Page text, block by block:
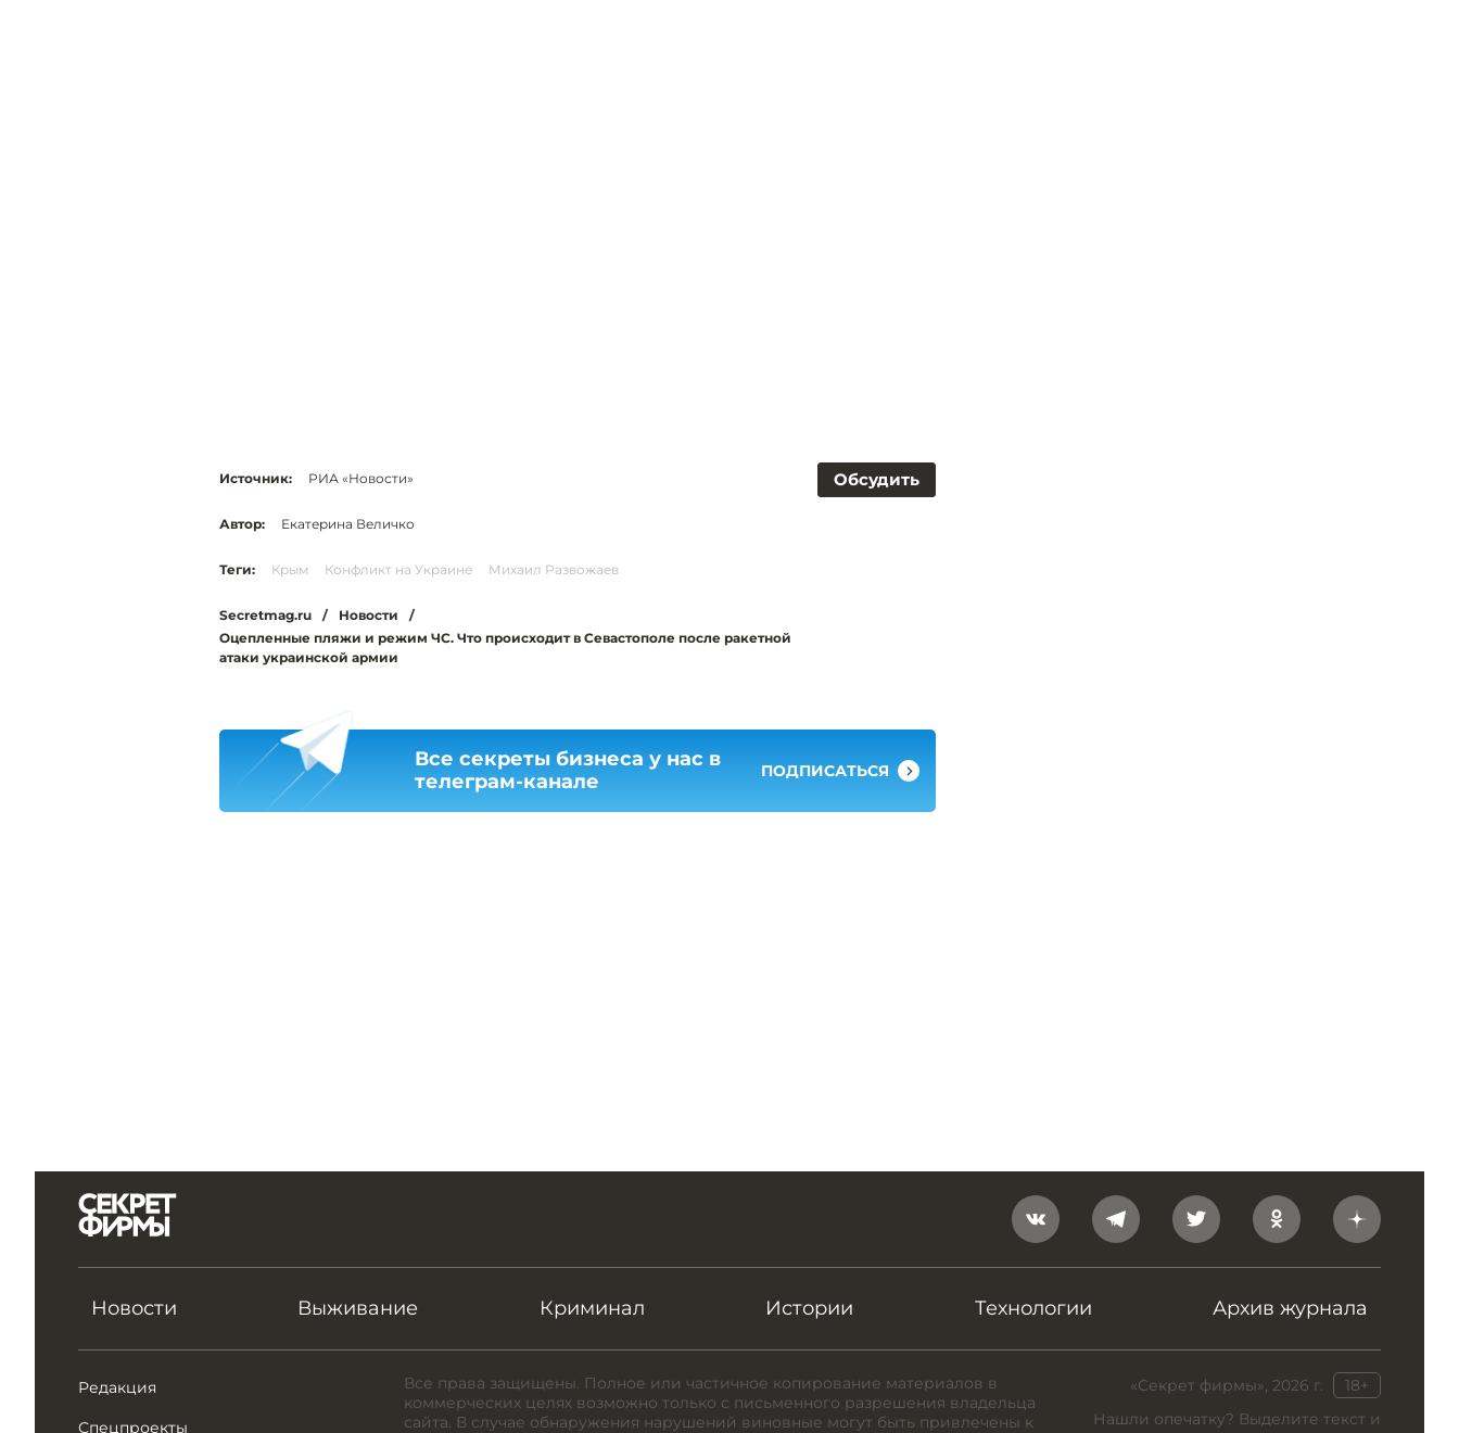
Обсудить
Источник: РИА «Новости»
Автор: Екатерина Величко
Теги: Крым Конфликт на Украине Михаил Развожаев
Secretmag.ru / Новости
/
Оцепленные пляжи и режим ЧС. Что происходит в Севастополе после ракетной
атаки украинской армии
Все секреты бизнеса у нас в
телеграм-канале
ПОДПИСАТЬСЯ
Новости Выживание Криминал Истории Технологии Архив журнала
Редакция
Спецпроекты
«Секрет фирмы», 2026 г.
18+
Нашли опечатку? Выделите текст и
Все права защищены. Полное или частичное копирование материалов в
коммерческих целях возможно только с письменного разрешения владельца
сайта. В случае обнаружения нарушений виновные могут быть привлечены к